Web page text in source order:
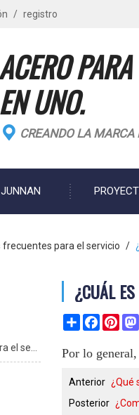
/ registro
ACERO
EN UNO.
CREANDO LA
JUNNAN
frecuentes para el servicio /
¿CUÁL
ShareFacebook
Por lo
Anterior ¿Qué
Posterior